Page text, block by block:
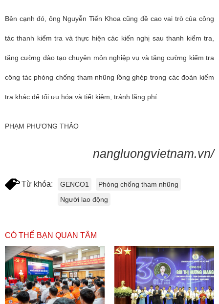
Bên cạnh đó, ông Nguyễn Tiến Khoa cũng đề cao vai trò của công
tác thanh kiểm tra và thực hiện các kiến nghị sau thanh kiểm tra,
tăng cường đào tạo chuyên môn nghiệp vụ và tăng cường kiểm tra
công tác phòng chống tham nhũng lồng ghép trong các đoàn kiểm
tra khác để tối ưu hóa và tiết kiệm, tránh lãng phí.
PHẠM PHƯƠNG THẢO
nangluongvietnam.vn/
Từ khóa: GENCO1
Phòng chống tham nhũng
Người lao động
CÓ THỂ BẠN QUAN TÂM